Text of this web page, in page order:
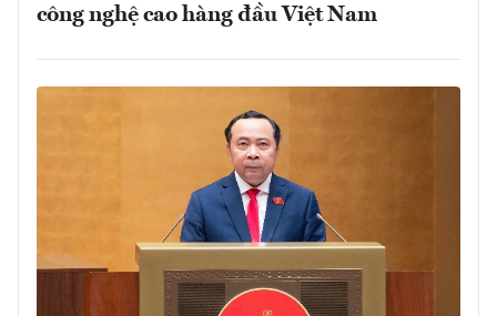
công nghệ cao hàng đầu Việt Nam